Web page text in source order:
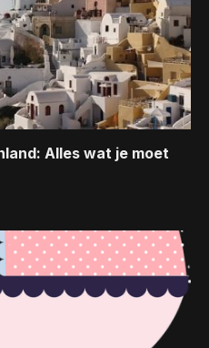
Alles wat je moet